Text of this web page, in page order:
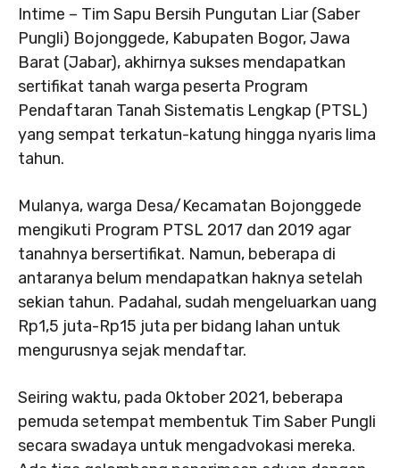
Intime – Tim Sapu Bersih Pungutan Liar (Saber
Pungli) Bojonggede, Kabupaten Bogor, Jawa
Barat (Jabar), akhirnya sukses mendapatkan
sertifikat tanah warga peserta Program
Pendaftaran Tanah Sistematis Lengkap (PTSL)
yang sempat terkatun-katung hingga nyaris lima
tahun.
Mulanya, warga Desa/Kecamatan Bojonggede
mengikuti Program PTSL 2017 dan 2019 agar
tanahnya bersertifikat. Namun, beberapa di
antaranya belum mendapatkan haknya setelah
sekian tahun. Padahal, sudah mengeluarkan uang
Rp1,5 juta-Rp15 juta per bidang lahan untuk
mengurusnya sejak mendaftar.
Seiring waktu, pada Oktober 2021, beberapa
pemuda setempat membentuk Tim Saber Pungli
secara swadaya untuk mengadvokasi mereka.